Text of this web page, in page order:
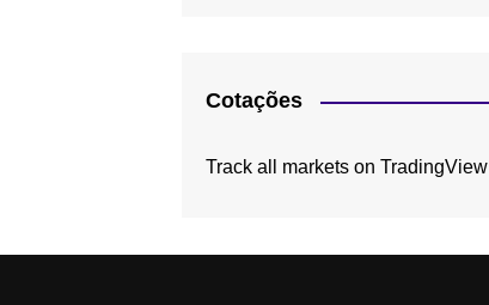
Cotações
Track all markets on TradingView